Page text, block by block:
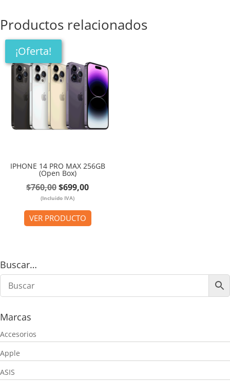
Productos relacionados
¡Oferta!
IPHONE 14 PRO MAX 256GB
(Open Box)
$760,00El
precio
original
era:
$699,00El
actual
es:
(Incluido IVA)
VER PRODUCTO
Buscar…
Marcas
Accesorios
Apple
ASIS